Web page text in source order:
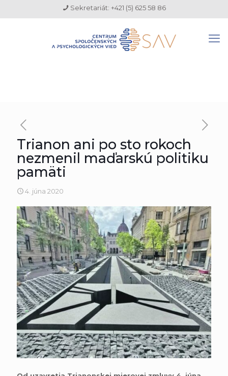
Sekretariát: +421 (5) 625 58 86
Trianon ani po sto rokoch
nezmenil maďarskú politiku
pamäti
4. júna 2020